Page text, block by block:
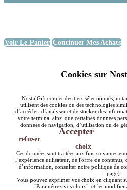
Voir Le Panier Continuer Mes Achats
Cookies sur
NostalGift.com et des tiers sélectionnés,
utilisent des cookies ou des technologies
d’accéder, d’analyser et de stocker des
votre terminal ainsi que certaines données
données de navigation, d’utilisation ou de
Accepter
refuser
choix
Ces données sont traitées aux fins suivantes
l’expérience utilisateur, de l'offre de contenus,
d’information, consulter notre politique de
page).
Vous pouvez exprimer vos choix en cliquant
"Paramétrez vos choix", et les modifier